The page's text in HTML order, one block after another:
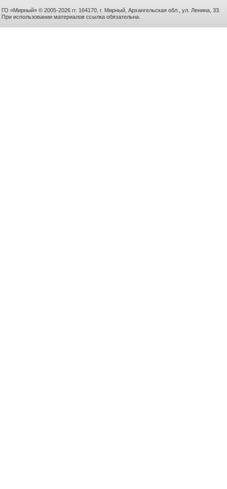
ГО «Мирный» © 2005-2026 гг. 164170, г. Мирный, Архангельская обл., ул. Ленина, 33.
При использовании материалов ссылка обязательна.